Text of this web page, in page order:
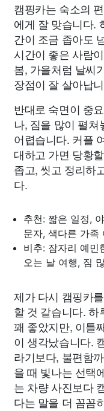
캠핑카는 숙소의
에게 잘 맞습니다.
간이 조금 좁아도
시간이 좋은 사람
봄, 가을처럼 날씨
장점이 잘 살아납
반대로 숙면이 중
나, 짐을 많이 펼
어렵습니다. 커플
대하고 가면 당황
좁고, 씻고 정리하
다.
추천: 짧은 일정,
문자, 색다른 가족
비추: 잠자리 예민
오는 날 여행, 짐
제가 다시 캠핑카
할 것 같습니다. 하
꽤 좋았지만, 이틀
이 생각났습니다.
라기보다, 불편함
을 때 빛나는 선택
는 차량 사진보다
다는 말을 더 꼼꼼